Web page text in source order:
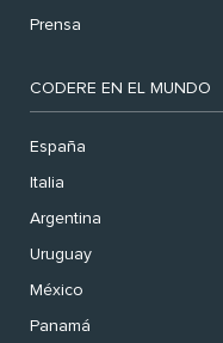
Prensa
CODERE EN EL MUNDO
España
Italia
Argentina
Uruguay
México
Panamá